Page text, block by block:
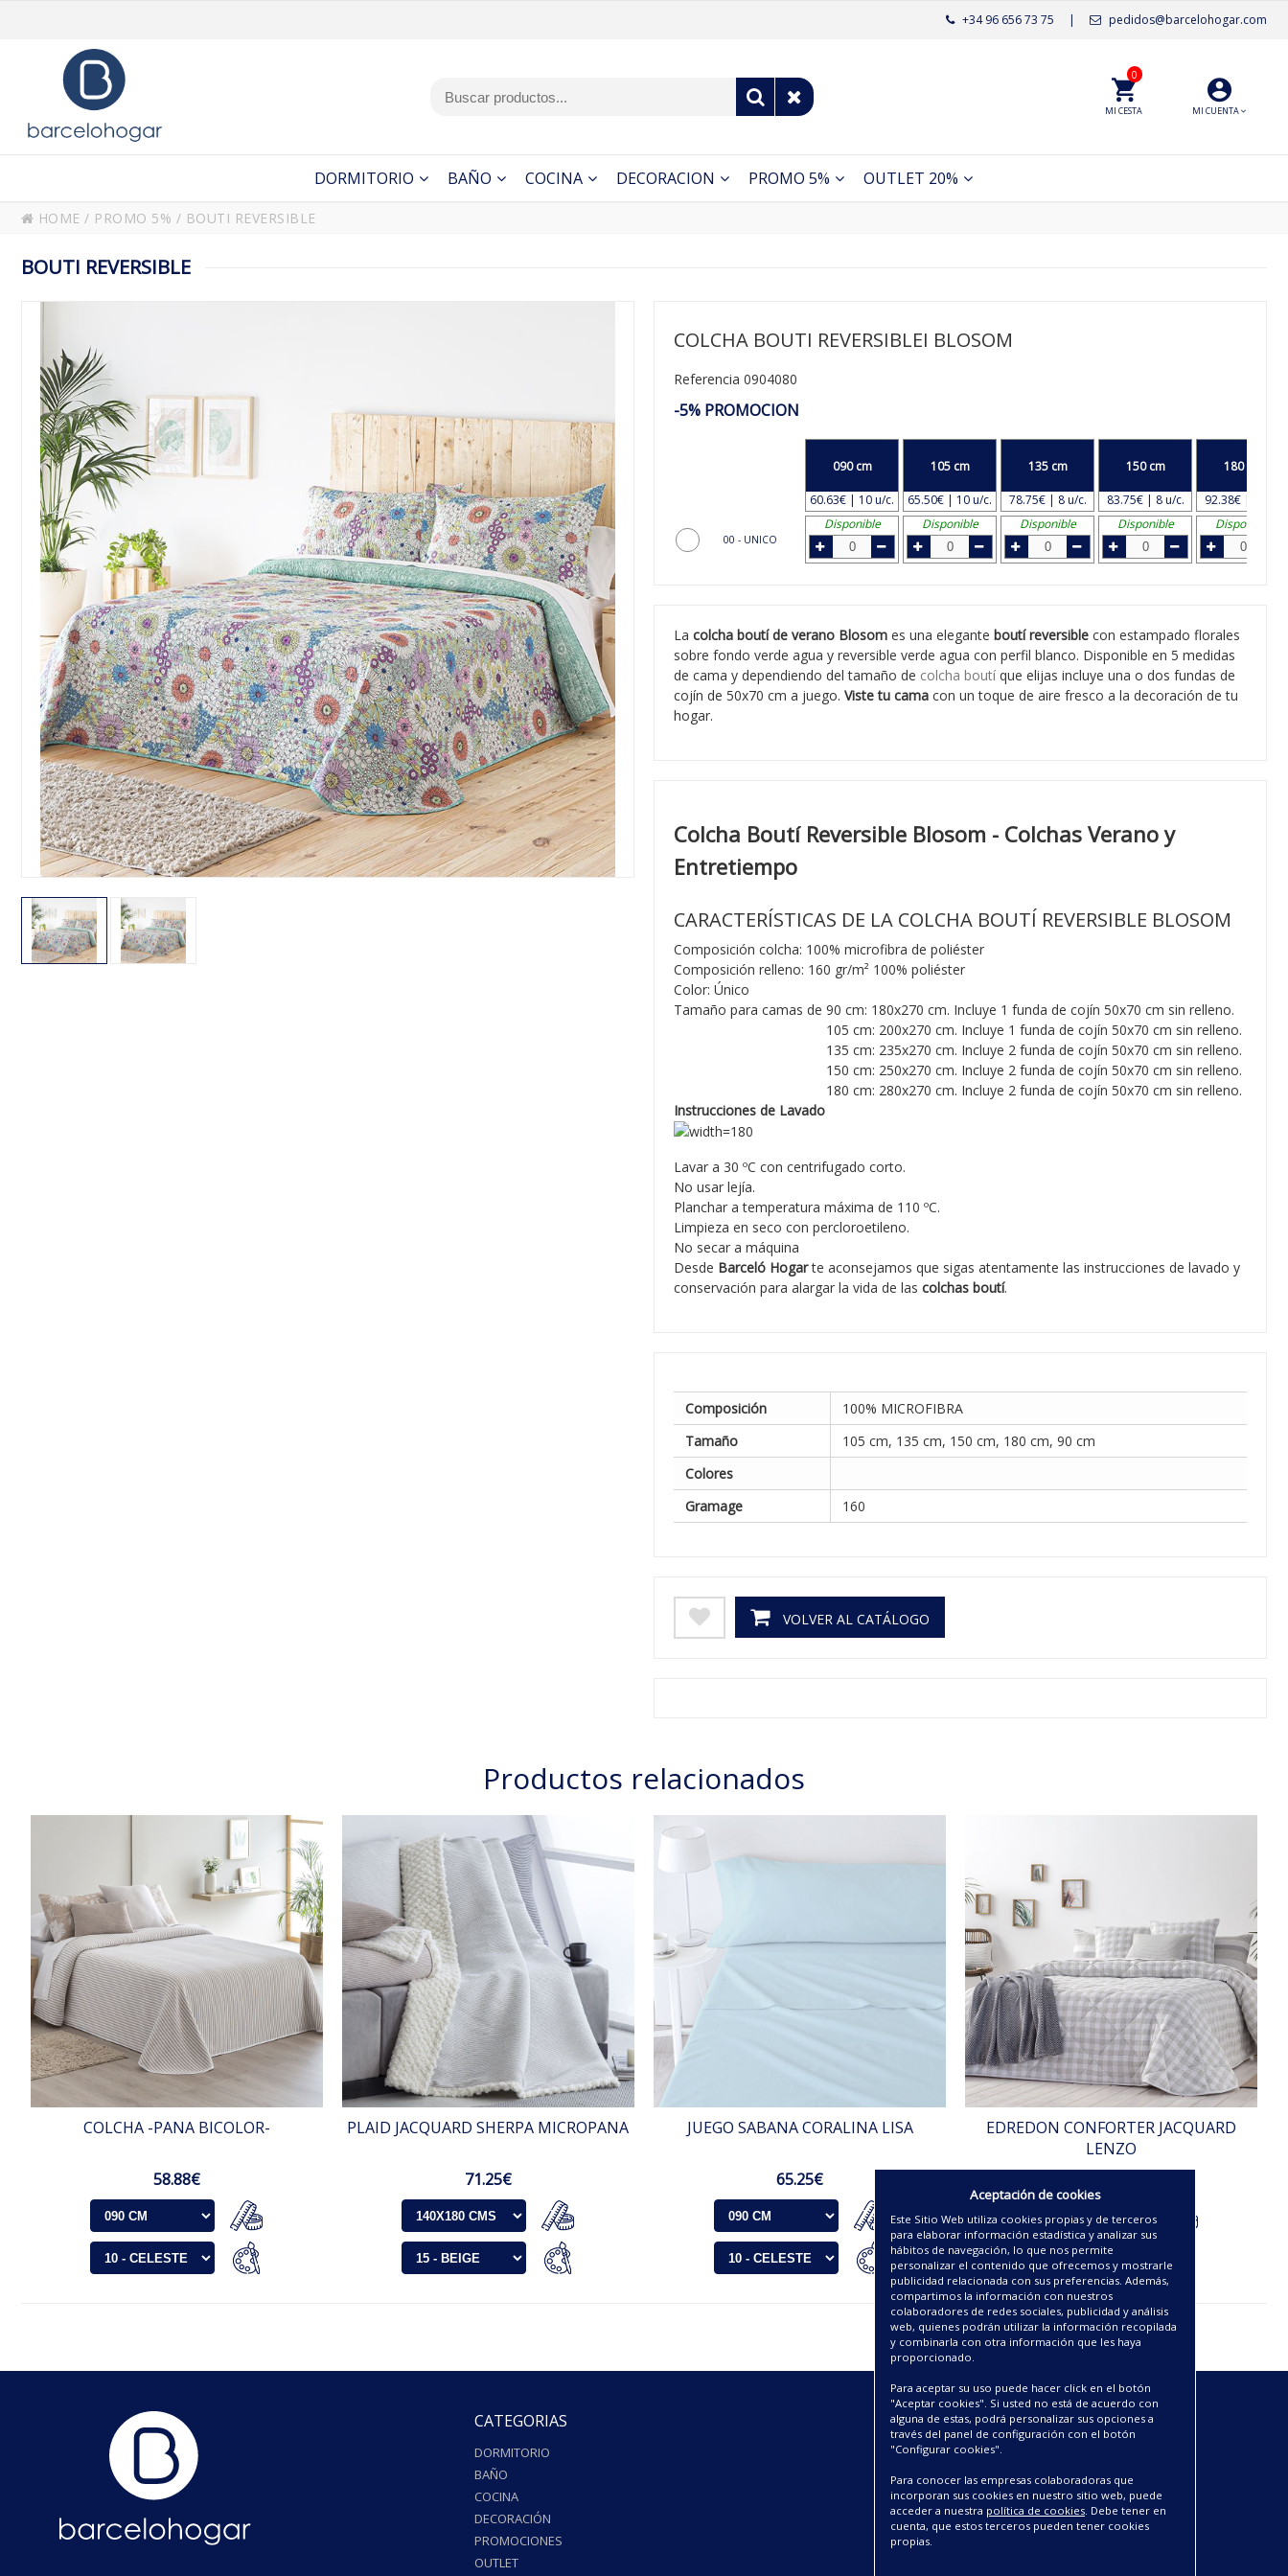
pedidos@barcelohogar.com
|
+34 96 656 73 75
MI CUENTA
MI CESTA
0
DORMITORIO BAÑO COCINA DECORACION PROMO 5% OUTLET 20%
HOME / PROMO 5% / BOUTI REVERSIBLE
BOUTI REVERSIBLE
COLCHA BOUTI REVERSIBLEI BLOSOM
Referencia 0904080
-5% PROMOCION
00 - UNICO
090 cm
60.63€ | 10 u/c.
105 cm
65.50€ | 10 u/c.
135 cm
78.75€ | 8 u/c.
150 cm
83.75€ | 8 u/c.
180 cm
92.38€ | 8 u/c.
Disponible
Disponible Disponible Disponible Disponible
La colcha boutí de verano Blosom es una elegante boutí reversible con estampado florales
sobre fondo verde agua y reversible verde agua con perfil blanco. Disponible en 5 medidas
de cama y dependiendo del tamaño de colcha boutí que elijas incluye una o dos fundas de
cojín de 50x70 cm a juego. Viste tu cama con un toque de aire fresco a la decoración de tu
hogar.
Colcha Boutí Reversible Blosom - Colchas Verano y
Entretiempo
CARACTERÍSTICAS DE LA COLCHA BOUTÍ REVERSIBLE BLOSOM
Composición colcha: 100% microfibra de poliéster
Composición relleno: 160 gr/m² 100% poliéster
Color: Único
Tamaño para camas de 90 cm: 180x270 cm. Incluye 1 funda de cojín 50x70 cm sin relleno.
105 cm: 200x270 cm. Incluye 1 funda de cojín 50x70 cm sin relleno.
135 cm: 235x270 cm. Incluye 2 funda de cojín 50x70 cm sin relleno.
150 cm: 250x270 cm. Incluye 2 funda de cojín 50x70 cm sin relleno.
180 cm: 280x270 cm. Incluye 2 funda de cojín 50x70 cm sin relleno.
Instrucciones de Lavado
Lavar a 30 ºC con centrifugado corto.
No usar lejía.
Planchar a temperatura máxima de 110 ºC.
Limpieza en seco con percloroetileno.
No secar a máquina
Desde Barceló Hogarte aconsejamos que sigas atentamente las instrucciones de lavado y
conservación para alargar la vida de las colchas boutí.
Composición
100% MICROFIBRA
Tamaño
105 cm, 135 cm, 150 cm, 180 cm, 90 cm
Colores
Gramage
160
VOLVER AL CATÁLOGO
Productos relacionados
COLCHA -PANA BICOLOR-
58.88€
PLAID JACQUARD SHERPA MICROPANA
71.25€
JUEGO SABANA CORALINA LISA
65.25€
EDREDON CONFORTER JACQUARD
LENZO
CATEGORIAS
DORMITORIO
BAÑO
COCINA
DECORACIÓN
PROMOCIONES
OUTLET
ENLACES
CATÁLOGOS PDF
SOBRE NOSOTROS
CONDICIONES DE ENVÍO Y ENTREGA
POLÍTICA DE DEVOLUCIONES
AVISO LEGAL
Aceptación de cookies
Este Sitio Web utiliza cookies propias y de terceros
para elaborar información estadística y analizar sus
hábitos de navegación, lo que nos permite
personalizar el contenido que ofrecemos y mostrarle
publicidad relacionada con sus preferencias. Además,
compartimos la información con nuestros
colaboradores de redes sociales, publicidad y análisis
web, quienes podrán utilizar la información recopilada
y combinarla con otra información que les haya
proporcionado.
Para aceptar su uso puede hacer click en el botón
"Aceptar cookies". Si usted no está de acuerdo con
alguna de estas, podrá personalizar sus opciones a
través del panel de configuración con el botón
"Configurar cookies".
Para conocer las empresas colaboradoras que
incorporan sus cookies en nuestro sitio web, puede
acceder a nuestra política de cookies. Debe tener en
cuenta, que estos terceros pueden tener cookies
propias.